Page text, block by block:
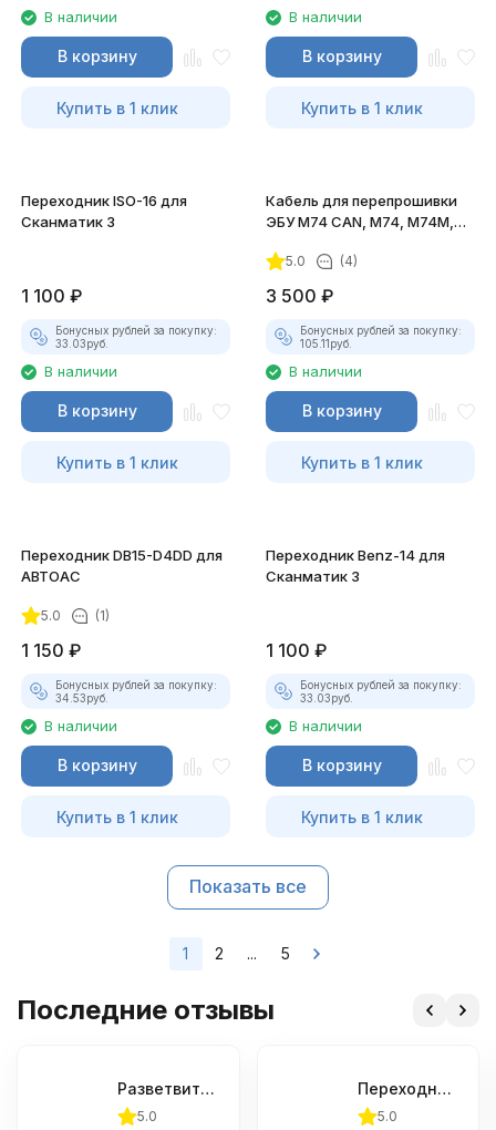
В наличии
В корзину
Купить в 1 клик
В наличии
В корзину
Купить в 1 клик
Переходник ISO-16 для
Сканматик 3
1 100 ₽
Бонусных рублей за покупку:
33.03руб.
В наличии
В корзину
Купить в 1 клик
Кабель для перепрошивки
ЭБУ М74 CAN, M74, M74M,
"Загрузчик v.3"
5.0 (4)
3 500 ₽
Бонусных рублей за покупку:
105.11руб.
В наличии
В корзину
Купить в 1 клик
Переходник DB15-D4DD для
АВТОАС
5.0 (1)
1 150 ₽
Бонусных рублей за покупку:
34.53руб.
В наличии
В корзину
Купить в 1 клик
Переходник Benz-14 для
Сканматик 3
1 100 ₽
Бонусных рублей за покупку:
33.03руб.
В наличии
В корзину
Купить в 1 клик
Показать все
1 2 ... 5
Последние отзывы
Разветвитель OBD2
5.0
Переходник KIA 20 pin - OBD2
5.0